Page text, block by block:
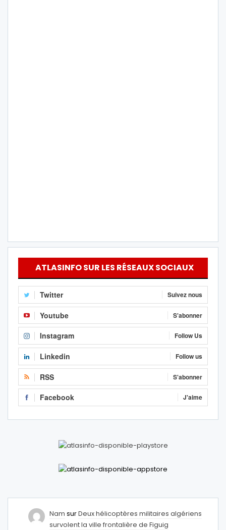
ATLASINFO SUR LES RÉSEAUX SOCIAUX
Twitter Suivez nous
Youtube S'abonner
Instagram Follow Us
Linkedin Follow us
RSS S'abonner
Facebook J'aime
Nam surDeux hélicoptères militaires algériens
survolent la ville frontalière de Figuig